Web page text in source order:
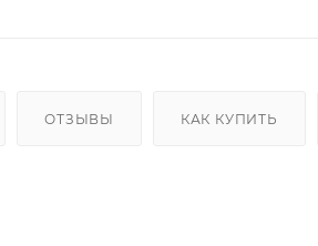
ОТЗЫВЫ КАК КУПИТЬ